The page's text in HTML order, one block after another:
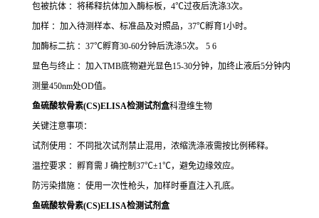
包被抗体 ：将稀释抗体加入酶标板，4℃过夜后洗涤3次。
加样 ：加入待测样本、标准品及对照品，37℃孵育1小时。
加酶标二抗 ：37℃孵育30-60分钟后洗涤5次。 5 6
显色与终止 ：加入TMB底物避光显色15-30分钟，加终止液后5分钟内
测量450nm处OD值。
鱼硫酸软骨素(CS)ELISA检测试剂盒科澄维生物
关键注意事项：
试剂使用 ：不同批次试剂禁止混用，浓缩洗涤液需按比例稀释。
温控要求 ：孵育需 J 确控制37℃±1℃，避免边缘效应。
防污染措施 ：使用一次性枪头，加样时垂直注入孔底。
鱼硫酸软骨素(CS)ELISA检测试剂盒